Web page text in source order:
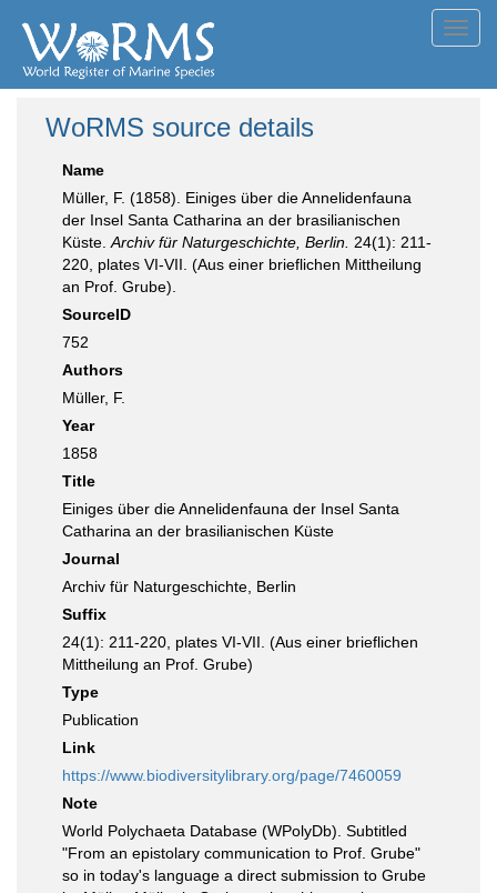
WoRMS source details
Name
Müller, F. (1858). Einiges über die Annelidenfauna
der Insel Santa Catharina an der brasilianischen
Küste. Archiv für Naturgeschichte, Berlin. 24(1): 211-
220, plates VI-VII. (Aus einer brieflichen Mittheilung
an Prof. Grube).
SourceID
752
Authors
Müller, F.
Year
1858
Title
Einiges über die Annelidenfauna der Insel Santa
Catharina an der brasilianischen Küste
Journal
Archiv für Naturgeschichte, Berlin
Suffix
24(1): 211-220, plates VI-VII. (Aus einer brieflichen
Mittheilung an Prof. Grube)
Type
Publication
Link
https://www.biodiversitylibrary.org/page/7460059
Note
World Polychaeta Database (WPolyDb). Subtitled
"From an epistolary communication to Prof. Grube"
so in today's language a direct submission to Grube